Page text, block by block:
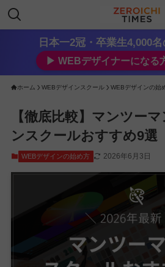
日本一2冠・卒業生4,000
▶︎ WEBデザイナーになる
ホーム WEBデザインスクール WEBデザインの始
【徹底比較】マンツー
ンスクールおすすめ9選
WEBデザインの始め方 2026年6月3日